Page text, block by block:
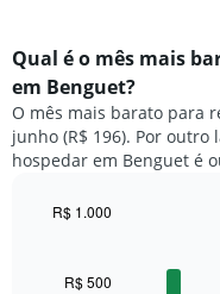
Qual é o mês mais
em Benguet?
O mês mais barato para
junho (R$ 196). Por outro
hospedar em Benguet é
withR$ 500
R$ 1.000